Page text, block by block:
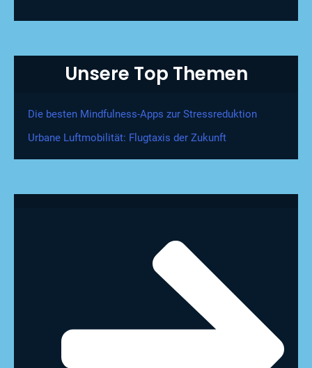
Unsere Top Themen
Die besten Mindfulness-Apps zur Stressreduktion
Urbane Luftmobilität: Flugtaxis der Zukunft